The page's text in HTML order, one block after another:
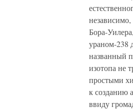
Бора-
ураном-238
названный
изотопа не
простыми
к созданию
ввиду